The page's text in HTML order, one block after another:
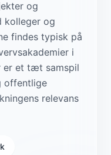
og
kolleger og
findes typisk på
i
er et tæt samspil
offentlige
relevans